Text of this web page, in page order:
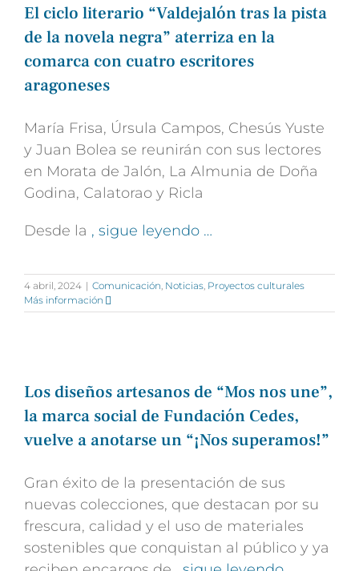
El ciclo literario “Valdejalón tras la pista
de la novela negra” aterriza en la
comarca con cuatro escritores
aragoneses
María Frisa, Úrsula Campos, Chesús Yuste
y Juan Bolea se reunirán con sus lectores
en Morata de Jalón, La Almunia de Doña
Godina, Calatorao y Ricla
Desde la , sigue leyendo …
4 abril, 2024 | Comunicación, Noticias, Proyectos culturales
Más información
Los diseños artesanos de “Mos nos une”,
la marca social de Fundación Cedes,
vuelve a anotarse un “¡Nos superamos!”
Gran éxito de la presentación de sus
nuevas colecciones, que destacan por su
frescura, calidad y el uso de materiales
sostenibles que conquistan al público y ya